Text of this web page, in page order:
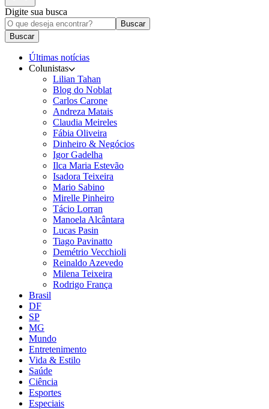
Digite sua busca
Buscar
Buscar
Últimas notícias
Colunistas
Lilian Tahan
Blog do Noblat
Carlos Carone
Andreza Matais
Claudia Meireles
Fábia Oliveira
Dinheiro & Negócios
Igor Gadelha
Ilca Maria Estevão
Isadora Teixeira
Mario Sabino
Mirelle Pinheiro
Tácio Lorran
Manoela Alcântara
Lucas Pasin
Tiago Pavinatto
Demétrio Vecchioli
Reinaldo Azevedo
Milena Teixeira
Rodrigo França
Brasil
DF
SP
MG
Mundo
Entretenimento
Vida & Estilo
Saúde
Ciência
Esportes
Especiais